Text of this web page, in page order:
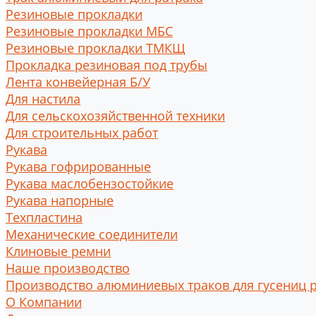
Резиновые прокладки
Резиновые прокладки МБС
Резиновые прокладки ТМКЩ
Прокладка резиновая под трубы
Лента конвейерная Б/У
Для настила
Для сельскохозяйственной техники
Для строительных работ
Рукава
Рукава гофрированные
Рукава маслобензостойкие
Рукава напорные
Техпластина
Механические соединители
Клиновые ремни
Наше производство
Производство алюминиевых траков для гусениц
О Компании